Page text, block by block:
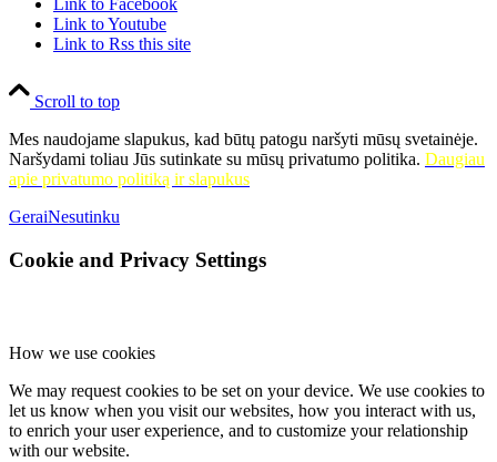
Link to Youtube
Link to Rss this site
Scroll to top
Mes naudojame slapukus, kad būtų patogu naršyti mūsų svetainėje.
Naršydami toliau Jūs sutinkate su mūsų privatumo politika. Daugiau
apie privatumo politiką ir slapukus
GeraiNesutinku
Cookie and Privacy Settings
How we use cookies
We may request cookies to be set on your device. We use cookies to
let us know when you visit our websites, how you interact with us,
to enrich your user experience, and to customize your relationship
with our website.